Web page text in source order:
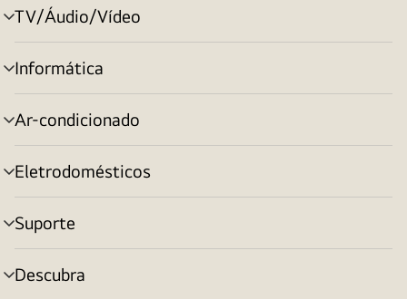
TV/Áudio/Vídeo
alternar
menu
Informática
alternar
menu
Ar-condicionado
alternar
menu
Eletrodomésticos
alternar
menu
Suporte
alternar
menu
Descubra
alternar